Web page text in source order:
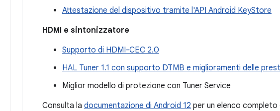
Attestazione del dispositivo tramite l'API Android KeyStore
HDMI e sintonizzatore
Supporto di HDMI-CEC 2.0
HAL Tuner 1.1 con supporto DTMB e miglioramenti delle
Miglior modello di protezione con Tuner Service
Consulta la documentazione di Android 12 per un elenco completo